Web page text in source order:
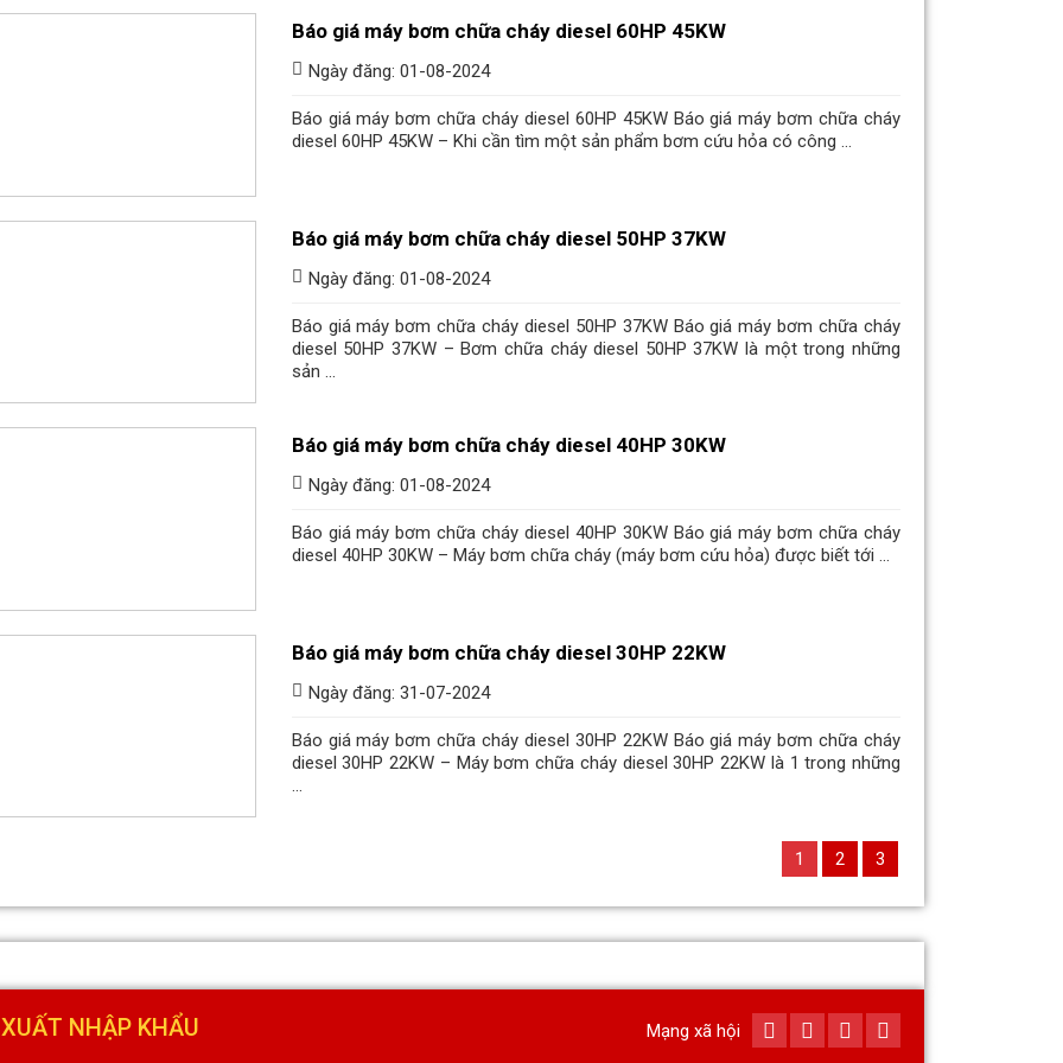
Báo giá máy bơm chữa cháy diesel 60HP 45KW
Ngày đăng: 01-08-2024
Báo giá máy bơm chữa cháy diesel 60HP 45KW Báo giá máy bơm chữa cháy
diesel 60HP 45KW – Khi cần tìm một sản phẩm bơm cứu hỏa có công ...
Báo giá máy bơm chữa cháy diesel 50HP 37KW
Ngày đăng: 01-08-2024
Báo giá máy bơm chữa cháy diesel 50HP 37KW Báo giá máy bơm chữa cháy
diesel 50HP 37KW – Bơm chữa cháy diesel 50HP 37KW là một trong những
sản ...
Báo giá máy bơm chữa cháy diesel 40HP 30KW
Ngày đăng: 01-08-2024
Báo giá máy bơm chữa cháy diesel 40HP 30KW Báo giá máy bơm chữa cháy
diesel 40HP 30KW – Máy bơm chữa cháy (máy bơm cứu hỏa) được biết tới ...
Báo giá máy bơm chữa cháy diesel 30HP 22KW
Ngày đăng: 31-07-2024
Báo giá máy bơm chữa cháy diesel 30HP 22KW Báo giá máy bơm chữa cháy
diesel 30HP 22KW – Máy bơm chữa cháy diesel 30HP 22KW là 1 trong những
...
1 2 3
NHẬP KHẨU
Mạng xã hội